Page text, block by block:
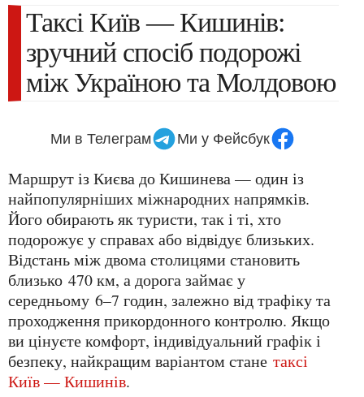
Таксі Київ — Кишинів:
зручний спосіб подорожі
між Україною та Молдовою
Ми в Телеграм Ми у Фейсбук
Маршрут із Києва до Кишинева — один із
найпопулярніших міжнародних напрямків.
Його обирають як туристи, так і ті, хто
подорожує у справах або відвідує близьких.
Відстань між двома столицями становить
близько 470 км, а дорога займає у
середньому 6–7 годин, залежно від трафіку та
проходження прикордонного контролю. Якщо
ви цінуєте комфорт, індивідуальний графік і
безпеку, найкращим варіантом стане таксі
Київ — Кишинів.